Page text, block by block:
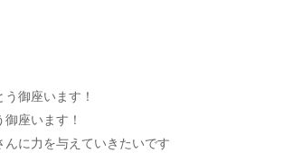
御座います！
座います！
に力を与えていきたいです